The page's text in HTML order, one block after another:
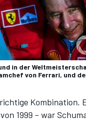
in der
von Ferrari, und
Kombination.
1999 – war